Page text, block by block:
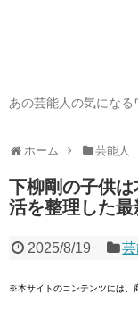
あの芸能人の気になる
ホーム 芸能人
下柳剛の子供
活を整理した
2025/8/19 芸
※本サイトのコンテンツには、